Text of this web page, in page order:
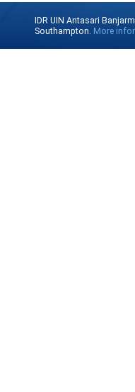
IDR UIN Antasari
Southampton. More